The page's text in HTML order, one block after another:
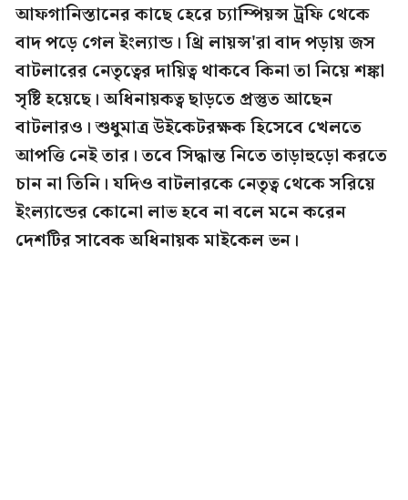
আফগানিস্তানের কাছে হেরে চ্যাম্পিয়ন্স ট্রফি থেকে
বাদ পড়ে গেল ইংল্যান্ড। থ্রি লায়ন্স'রা বাদ পড়ায় জস
বাটলারের নেতৃত্বের দায়িত্ব থাকবে কিনা তা নিয়ে শঙ্কা
সৃষ্টি হয়েছে। অধিনায়কত্ব ছাড়তে প্রস্তুত আছেন
বাটলারও। শুধুমাত্র উইকেটরক্ষক হিসেবে খেলতে
আপত্তি নেই তার। তবে সিদ্ধান্ত নিতে তাড়াহুড়ো করতে
চান না তিনি। যদিও বাটলারকে নেতৃত্ব থেকে সরিয়ে
ইংল্যান্ডের কোনো লাভ হবে না বলে মনে করেন
দেশটির সাবেক অধিনায়ক মাইকেল ভন।